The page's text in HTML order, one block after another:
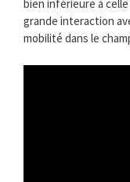
bien inférieure à
grande interaction
mobilité dans le